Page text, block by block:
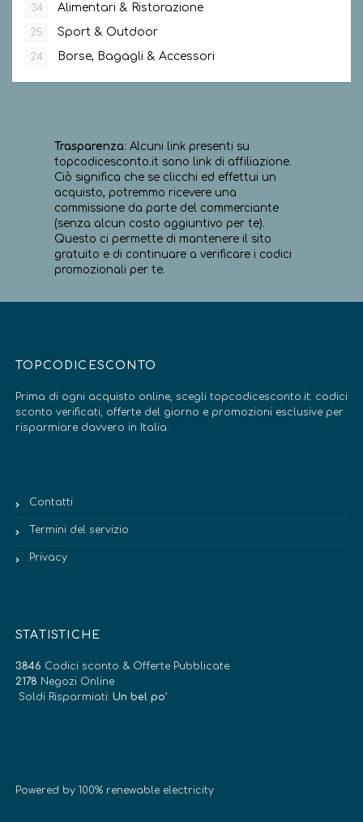
34 Alimentari & Ristorazione
25 Sport & Outdoor
24 Borse, Bagagli & Accessori
Trasparenza: Alcuni link presenti su
topcodicesconto.it sono link di affiliazione.
Ciò significa che se clicchi ed effettui un
acquisto, potremmo ricevere una
commissione da parte del commerciante
(senza alcun costo aggiuntivo per te).
Questo ci permette di mantenere il sito
gratuito e di continuare a verificare i codici
promozionali per te.
TOPCODICESCONTO
Prima di ogni acquisto online, scegli topcodicesconto.it: codici
sconto verificati, offerte del giorno e promozioni esclusive per
risparmiare davvero in Italia.
Contatti
Termini del servizio
Privacy
STATISTICHE
3846 Codici sconto & Offerte Pubblicate
2178 Negozi Online
Soldi Risparmiati: Un bel po’
Powered by 100% renewable electricity